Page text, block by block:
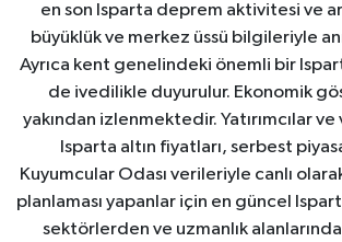
en son Isparta deprem aktivitesi ve
büyüklük ve merkez üssü bilgileriyle
Ayrıca kent genelindeki önemli bir
de ivedilikle duyurulur. Ekonomik
yakından izlenmektedir. Yatırımcılar
Isparta altın fiyatları, serbest
Kuyumcular Odası verileriyle canlı
planlaması yapanlar için en güncel
sektörlerden ve uzmanlık